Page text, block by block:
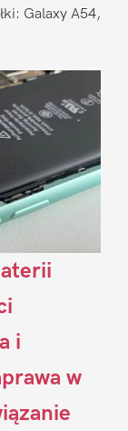
Galaxy A54,
i
w